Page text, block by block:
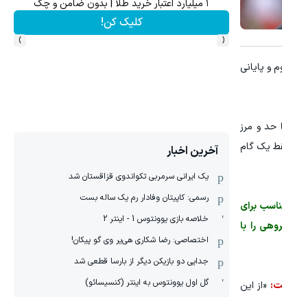
و پایانی
حد و مرز
یک گام
برای
را با
«از این
۱ میلیارد اعتبار خرید طلا | بدون ضامن و چک
کلیک کن!
‹
›
آخرین اخبار
یک ایرانی سرمربی تکواندوی قزاقستان شد
رسمی: کاپیتان وفادار رم یک ساله بست
خلاصه بازی یوونتوس 1 - اینتر 2
اختصاصی: رضا شکاری هی‌یر وی‌ گو پیکان!
جدایی دو بازیکن دیگر از بارسا قطعی شد
گل اول یوونتوس به اینتر (کنسیسائو)